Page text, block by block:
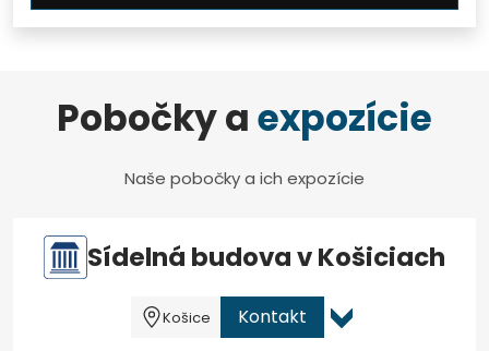
Pobočky aexpozície
Naše pobočky a ich expozície
Sídelná budova v Košiciach
Košice Kontakt